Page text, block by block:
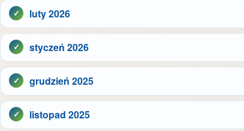
luty 2026
styczeń 2026
grudzień 2025
listopad 2025